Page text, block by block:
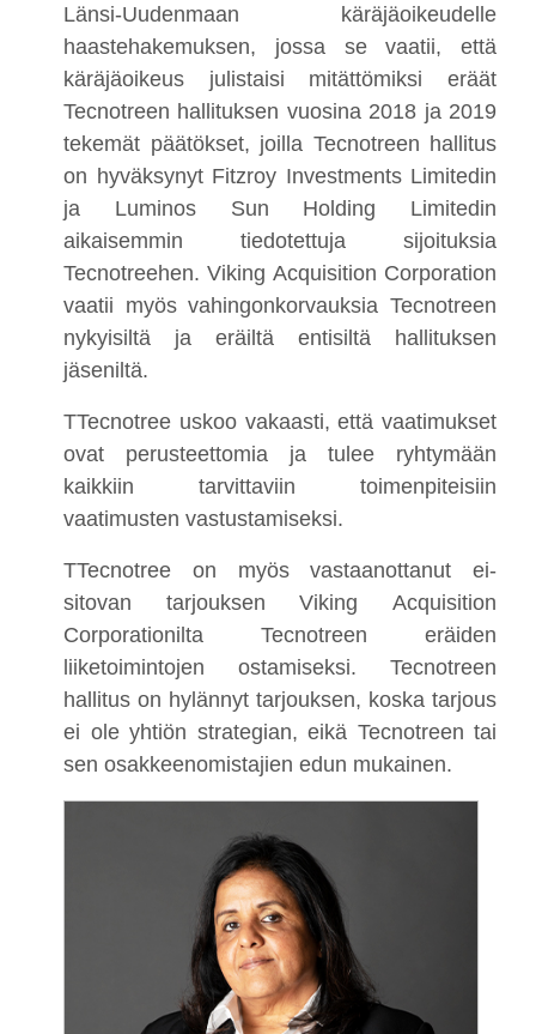
Länsi-Uudenmaan käräjäoikeudelle
haastehakemuksen, jossa se vaatii, että
käräjäoikeus julistaisi mitättömiksi eräät
Tecnotreen hallituksen vuosina 2018 ja 2019
tekemät päätökset, joilla Tecnotreen hallitus
on hyväksynyt Fitzroy Investments Limitedin
ja Luminos Sun Holding Limitedin
aikaisemmin tiedotettuja sijoituksia
Tecnotreehen. Viking Acquisition Corporation
vaatii myös vahingonkorvauksia Tecnotreen
nykyisiltä ja eräiltä entisiltä hallituksen
jäseniltä.
TTecnotree uskoo vakaasti, että vaatimukset
ovat perusteettomia ja tulee ryhtymään
kaikkiin tarvittaviin toimenpiteisiin
vaatimusten vastustamiseksi.
TTecnotree on myös vastaanottanut ei-
sitovan tarjouksen Viking Acquisition
Corporationilta Tecnotreen eräiden
liiketoimintojen ostamiseksi. Tecnotreen
hallitus on hylännyt tarjouksen, koska tarjous
ei ole yhtiön strategian, eikä Tecnotreen tai
sen osakkeenomistajien edun mukainen.